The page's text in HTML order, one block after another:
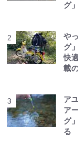
グ
や
グ
快
載
ア
ア
グ
る